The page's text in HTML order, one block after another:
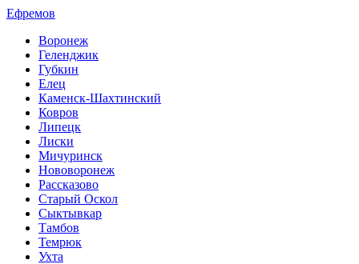
Ефремов
Воронеж
Геленджик
Губкин
Елец
Каменск-Шахтинский
Ковров
Липецк
Лиски
Мичуринск
Нововоронеж
Рассказово
Старый Оскол
Сыктывкар
Тамбов
Темрюк
Ухта